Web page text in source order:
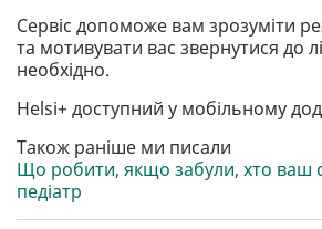
Сервіс допоможе вам зрозуміти
та мотивувати вас звернутися до
необхідно.
Helsi+ доступний у мобільному
Також раніше ми писали
Що робити, якщо забули, хто ваш
педіатр